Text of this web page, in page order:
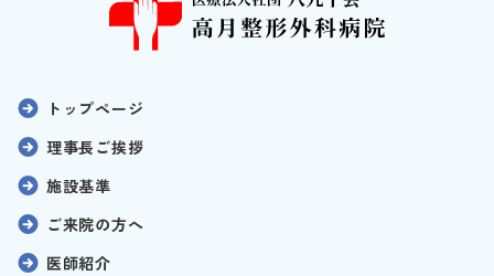
トップページ
理事長ご挨拶
施設基準
ご来院の方へ
医師紹介